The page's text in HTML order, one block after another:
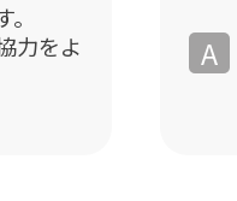
力をよ